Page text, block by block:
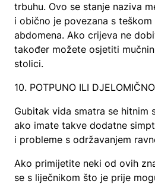
trbuhu. Ovo se stanje naziva
i obično je povezana s
abdomena. Ako crijeva ne
također možete osjetiti
stolici.
10. POTPUNO ILI
Gubitak vida smatra se hitnim
ako imate takve dodatne
i probleme s održavanjem
Ako primijetite neki od ovih
se s liječnikom što je prije